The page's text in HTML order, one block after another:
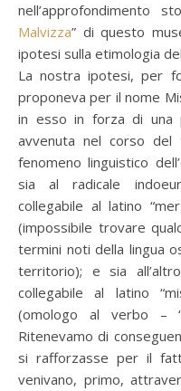
nell’approfondimento
Malvizza” di questo
ipotesi sulla etimologia
La nostra ipotesi, per
proponeva per il nome
in esso in forza di una
avvenuta nel corso del
fenomeno linguistico
sia al radicale
collegabile al latino
(impossibile trovare
termini noti della lingua
territorio); e sia
collegabile al latino
(omologo al verbo –
Ritenevamo di
si rafforzasse per il
venivano, primo,